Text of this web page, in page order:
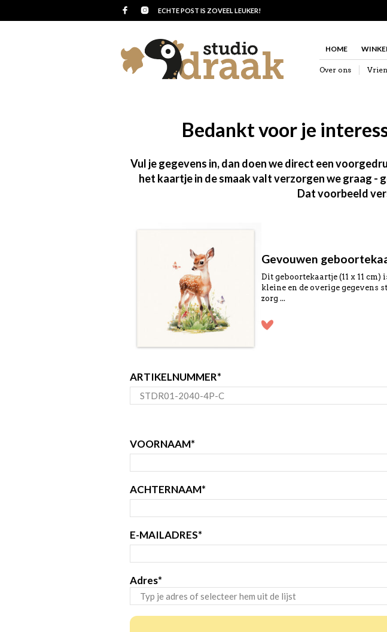
ECHTE POST IS ZOVEEL LEUKER!
HOME
Over ons
Bedankt voor je
Vul je gegevens in, dan doen we direct een
het kaartje in de smaak valt verzorgen we graag -
Dat voorbeeld
Gevouwen
Dit geboortekaartje (11 x 11
kleine en de overige gegevens
zorg ...
ARTIKELNUMMER*
VOORNAAM*
ACHTERNAAM*
E-MAILADRES*
Adres*
+